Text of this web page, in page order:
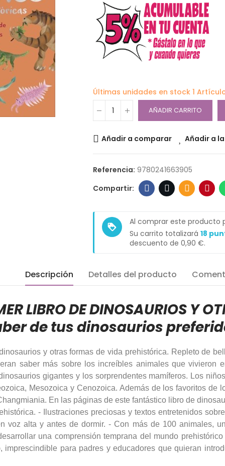
Últimas unidades en stock 1
AÑADIR CARRITO
Añadir a comparar Añadir a
Referencia: 9780241663905
loyalty
Al comprar este producto
Su carrito totalizará 18
descuento de 0,90 €.
Descripción Detalles del producto
LIBRO DE DINOSAURIOS Y
de tus dinosaurios
y otras formas de vida prehistórica. Repleto de
saber más sobre los increíbles animales que vivieron
gigantes y los sorprendentes mamíferos. Los
Mesozoica y Cenozoica. Además de los favoritos de
En las páginas de este fantástico libro de
- Ilustraciones preciosas y textos entretenidos
voz alta y antes de dormir. - Con más de 100 animales,
una comprensión temprana del mundo
para padres y educadores que quieran